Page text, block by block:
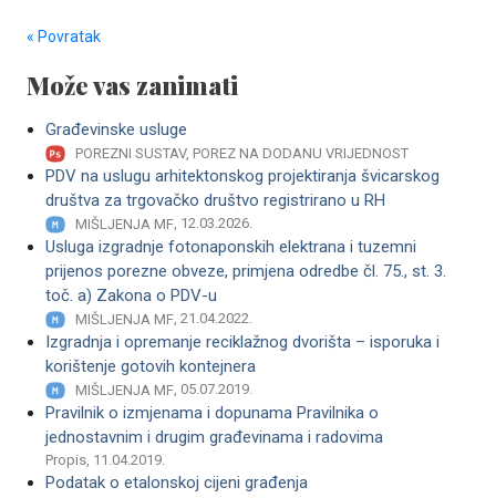
« Povratak
Može vas zanimati
Građevinske usluge
POREZNI SUSTAV, POREZ NA DODANU VRIJEDNOST
PDV na uslugu arhitektonskog projektiranja švicarskog
društva za trgovačko društvo registrirano u RH
MIŠLJENJA MF, 12.03.2026.
Usluga izgradnje fotonaponskih elektrana i tuzemni
prijenos porezne obveze, primjena odredbe čl. 75., st. 3.
toč. a) Zakona o PDV-u
MIŠLJENJA MF, 21.04.2022.
Izgradnja i opremanje reciklažnog dvorišta – isporuka i
korištenje gotovih kontejnera
MIŠLJENJA MF, 05.07.2019.
Pravilnik o izmjenama i dopunama Pravilnika o
jednostavnim i drugim građevinama i radovima
Propis, 11.04.2019.
Podatak o etalonskoj cijeni građenja